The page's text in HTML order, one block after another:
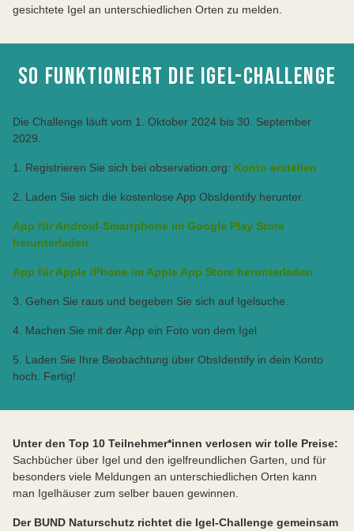
gesichtete Igel an unterschiedlichen Orten zu melden.
SO FUNKTIONIERT DIE IGEL-CHALLENGE
Die Challenge läuft vom 1. Oktober 2024 bis 30. September
2029.
1. Registrieren Sie sich bei observation.org: Konto erstellen
2. Laden Sie sich die kostenlose App ObsIdentify herunter.
App für Android-Smartphone im Google Play Store
herunterladen
App für Apple iPhone im Apple App Store herunterladen
3. Gehen Sie raus und begeben Sie sich auf Igelsuche.
4. Machen Sie mit der App ein Foto von dem Igel
5. Laden Sie Ihre Beobachtung über ObsIdentify in dein Konto
hoch. Fertig!
Unter den Top 10 Teilnehmer*innen verlosen wir tolle Preise:
Sachbücher über Igel und den igelfreundlichen Garten, und für
besonders viele Meldungen an unterschiedlichen Orten kann
man Igelhäuser zum selber bauen gewinnen.
Der BUND Naturschutz richtet die Igel-Challenge gemeinsam